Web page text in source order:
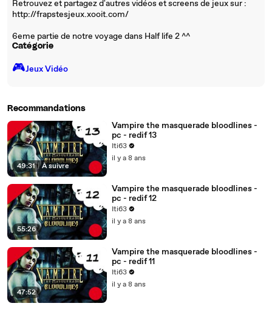
Retrouvez et partagez d'autres vidéos et screens de jeux sur :
http://frapstesjeux.xooit.com/
6eme partie de notre voyage dans Half life 2 ^^
Catégorie
🎮️Jeux Vidéo
Recommandations
49:31 | À suivre
Vampire the masquerade bloodlines -
pc - redif 13
Iti63
il y a 8 ans
55:26
Vampire the masquerade bloodlines -
pc - redif 12
Iti63
il y a 8 ans
47:52
Vampire the masquerade bloodlines -
pc - redif 11
Iti63
il y a 8 ans